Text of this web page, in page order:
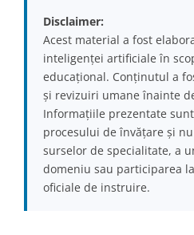
Disclaimer:
Acest material a fost
inteligenței artificiale în
educațional. Conținutul a
și revizuiri umane înainte
Informațiile prezentate
procesului de învățare și
surselor de specialitate, a
domeniu sau participarea
oficiale de instruire.